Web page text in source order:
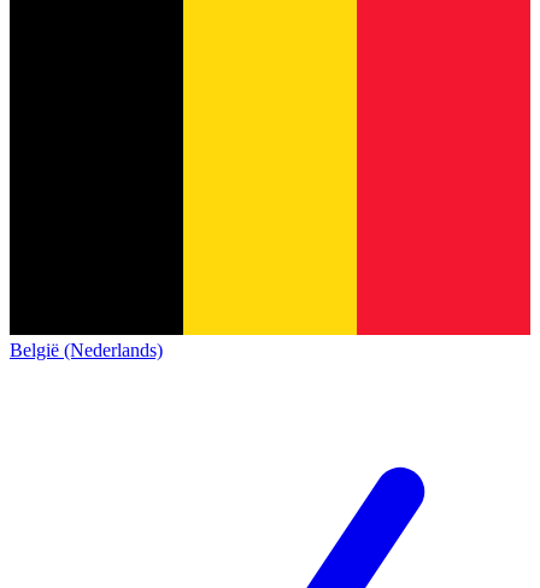
België (Nederlands)